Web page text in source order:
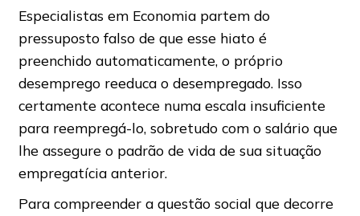
Especialistas em Economia partem do
pressuposto falso de que esse hiato é
preenchido automaticamente, o próprio
desemprego reeduca o desempregado. Isso
certamente acontece numa escala insuficiente
para reempregá-lo, sobretudo com o salário que
lhe assegure o padrão de vida de sua situação
empregatícia anterior.
Para compreender a questão social que decorre